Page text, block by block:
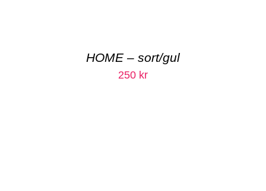
HOME – sort/gul
250 kr